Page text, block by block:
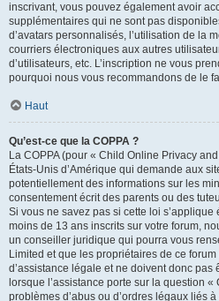
inscrivant, vous pouvez également avoir
supplémentaires qui ne sont pas
d’avatars personnalisés, l’utilisation de la
courriers électroniques aux autres
d’utilisateurs, etc. L’inscription ne vous
pourquoi nous vous recommandons de le
Haut
Qu’est-ce que la COPPA ?
La COPPA (pour « Child Online Privacy
États-Unis d’Amérique qui demande aux
potentiellement des informations sur les
consentement écrit des parents ou des
Si vous ne savez pas si cette loi
moins de 13 ans inscrits sur votre forum,
un conseiller juridique qui pourra vous
Limited et que les propriétaires de ce
d’assistance légale et ne doivent donc pas
lorsque l’assistance porte sur la question
problèmes d’abus ou d’ordres légaux liés